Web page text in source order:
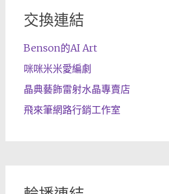
交換連結
Benson的AI Art
咪咪米米愛編劇
晶典藝飾雷射水晶專賣店
飛來筆網路行銷工作室